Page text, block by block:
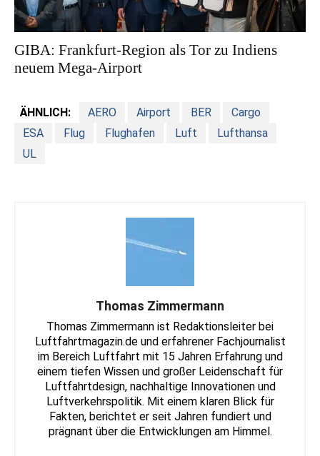
GIBA: Frankfurt-Region als Tor zu Indiens
neuem Mega-Airport
ÄHNLICH: AERO Airport BER
Cargo
ESA
Flug Flughafen Luft
Lufthansa
UL
Thomas Zimmermann
Thomas Zimmermann ist Redaktionsleiter bei
Luftfahrtmagazin.de und erfahrener Fachjournalist
im Bereich Luftfahrt mit 15 Jahren Erfahrung und
einem tiefen Wissen und großer Leidenschaft für
Luftfahrtdesign, nachhaltige Innovationen und
Luftverkehrspolitik. Mit einem klaren Blick für
Fakten, berichtet er seit Jahren fundiert und
prägnant über die Entwicklungen am Himmel.